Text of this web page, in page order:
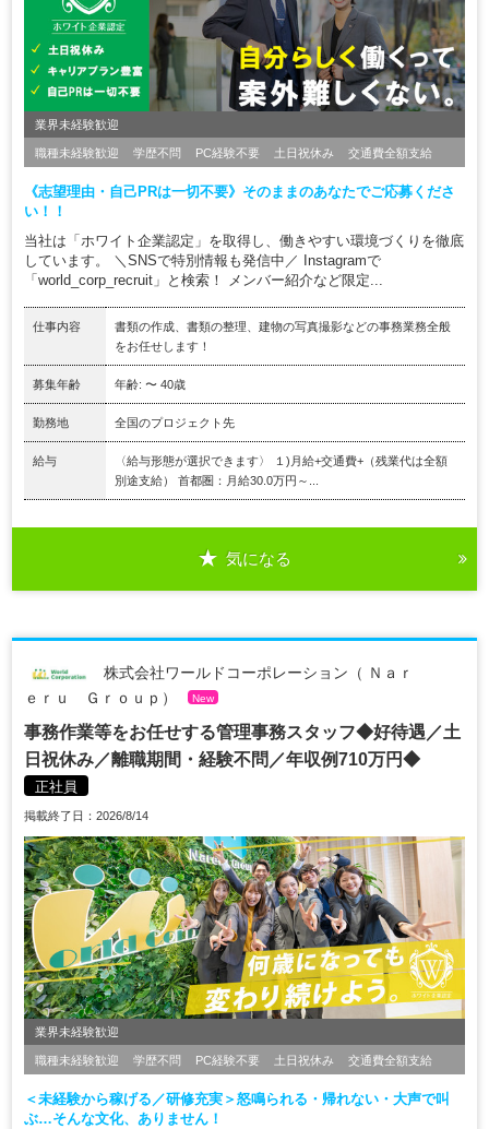
業界未経験歓迎
職種未経験歓迎 学歴不問 PC経験不要 土日祝休み 交通費全額支給
《志望理由・自己PRは一切不要》そのままのあなたでご応募くださ
い！！
当社は「ホワイト企業認定」を取得し、働きやすい環境づくりを徹底
しています。 ＼SNSで特別情報も発信中／ Instagramで
「world_corp_recruit」と検索！ メンバー紹介など限定...
仕事内容
書類の作成、書類の整理、建物の写真撮影などの事務業務全般
をお任せします！
募集年齢 年齢: 〜 40歳
勤務地 全国のプロジェクト先
給与
〈給与形態が選択できます〉 １)月給+交通費+（残業代は全額
別途支給） 首都圏：月給30.0万円～...
気になる
株式会社ワールドコーポレーション（ Ｎａｒ
ｅｒｕ Ｇｒｏｕｐ）
New
事務作業等をお任せする管理事務スタッフ◆好待遇／土
日祝休み／離職期間・経験不問／年収例710万円◆
正社員
掲載終了日：2026/8/14
業界未経験歓迎
職種未経験歓迎 学歴不問 PC経験不要 土日祝休み 交通費全額支給
＜未経験から稼げる／研修充実＞怒鳴られる・帰れない・大声で叫
ぶ…そんな文化、ありません！